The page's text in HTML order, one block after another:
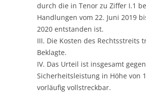
durch die in Tenor zu Ziffer I.1
Handlungen vom 22. Juni 2019
2020 entstanden ist.
III. Die Kosten des Rechtsstreits
Beklagte.
IV. Das Urteil ist insgesamt gegen
Sicherheitsleistung in Höhe von
vorläufig vollstreckbar.